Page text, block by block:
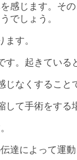
感じます。そ
でしょう。
す。
す。起きてい
なくすること
て手術をする
達によって運